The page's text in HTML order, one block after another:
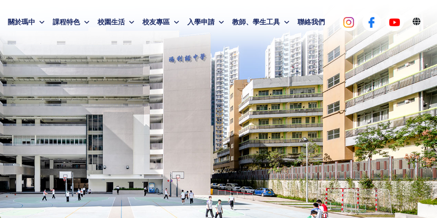
關於瑪中 課程特色 校園生活 校友專區 入學申請 教師、學生工具 聯絡我們